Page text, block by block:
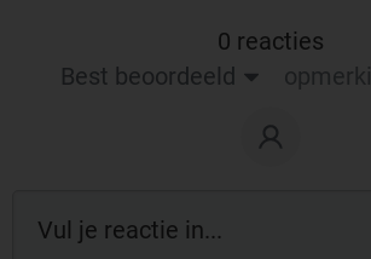
0 reacties
Best beoordeeld